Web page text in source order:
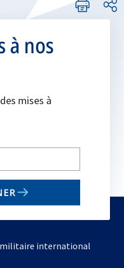
à nos
mises à
international